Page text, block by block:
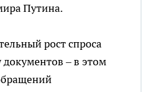
Путина.
рост спроса
– в этом